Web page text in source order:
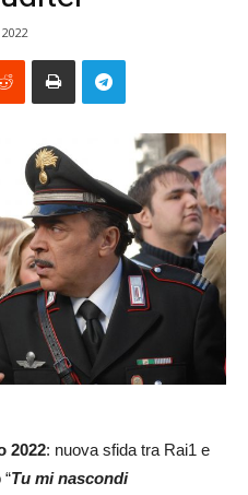
2022: nuova sfida tra Rai1 e
“Tu mi nascondi